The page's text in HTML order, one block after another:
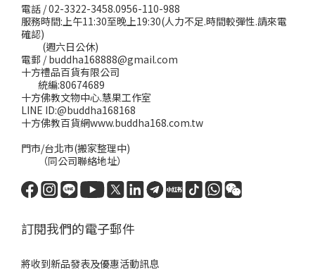
電話 / 02-3322-3458.0956-110-988
服務時間:上午11:30至晚上19:30(人力不足.時間較彈性.請來電
確認)
(週六日公休)
電郵 / buddha168888@gmail.com
十方禮品百貨有限公司
統編:80674689
十方佛教文物中心.慧果工作室
LINE ID:@buddha168168
十方佛教百貨網www.buddha168.com.tw
門市/台北市(搬家整理中)
（同公司聯絡地址）
訂閱我們的電子郵件
將收到新品發表及優惠活動訊息